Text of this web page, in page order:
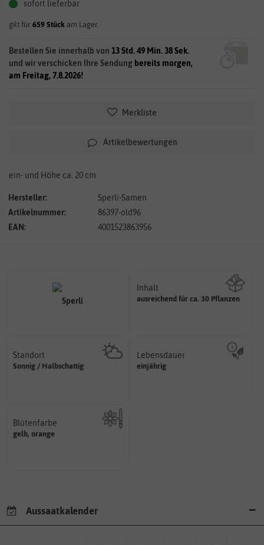
sofort lieferbar
gilt für 659 Stück am Lager.
Bestellen Sie innerhalb von 13 Std. 49 Min. 37 Sek.
und wir verschicken Ihre Sendung bereits morgen,
am Freitag, 7.8.2026!
Merkliste
Artikelbewertungen
ein- und Höhe ca. 20 cm
Hersteller:
Sperli-Samen
Artikelnummer:
86397-old96
EAN:
4001523863956
Inhalt
ausreichend für ca. 30 Pflanzen
Wie viel ist enthalten
Standort
Sonnig / Halbschattig
Pflanze? (schattig, halbschattig,
sonnig, vollsonnig)
Lebensdauer
einjährig
einjährig, zweijährig oder
mehrjährig.
Blütenfarbe
gelb, orange
Kann auch mehrfarbig sein.
Aussaatkalender